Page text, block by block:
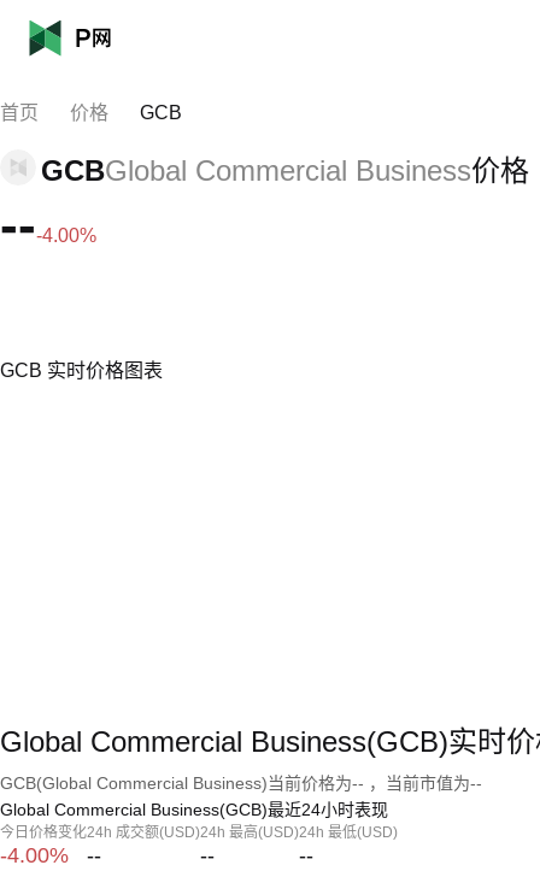
首页 价格 GCB
GCBGlobal Commercial Business价格
---4.00%
GCB 实时价格图表
Global Commercial Business(GCB)实时
GCB(Global Commercial Business)当前价格为-- ，当前市值为--
Global Commercial Business(GCB)最近24小时表现
今日价格变化
-4.00%
24h 成交额(USD)
--
24h 最高(USD)
--
24h 最低(USD)
--